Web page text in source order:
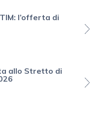
l’offerta di
allo Stretto di